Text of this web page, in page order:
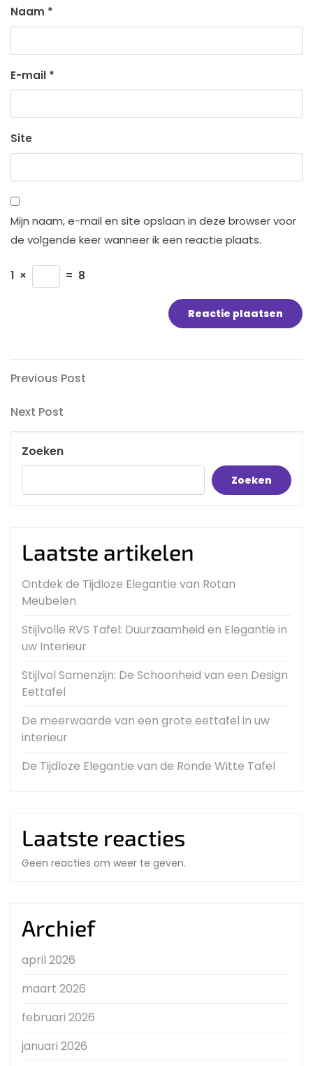
Naam *
E-mail *
Site
Mijn naam, e-mail en site opslaan in deze browser voor
de volgende keer wanneer ik een reactie plaats.
1 × = 8
Bericht
navigatie
Previous
Previous Post
Next
Next Post
Zoeken
Zoeken
Laatste artikelen
Ontdek de Tijdloze Elegantie van Rotan
Meubelen
Stijlvolle RVS Tafel: Duurzaamheid en Elegantie in
uw Interieur
Stijlvol Samenzijn: De Schoonheid van een Design
Eettafel
De meerwaarde van een grote eettafel in uw
interieur
De Tijdloze Elegantie van de Ronde Witte Tafel
Laatste reacties
Geen reacties om weer te geven.
Archief
april 2026
maart 2026
februari 2026
januari 2026